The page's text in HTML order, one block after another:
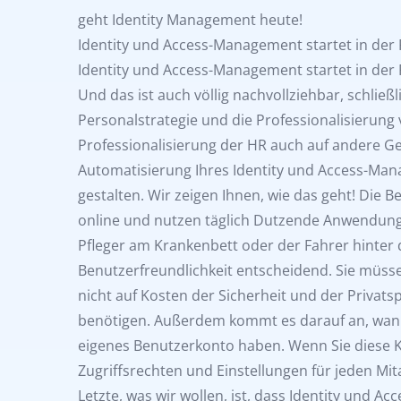
geht Identity Management heute!
Identity und Access-Management startet in
Identity und Access-Management startet in
Und das ist auch völlig nachvollziehbar,
Personalstrategie und die
Professionalisierung der HR auch auf andere
Automatisierung Ihres Identity und Access-
gestalten. Wir zeigen Ihnen, wie das geht! Die
online und nutzen täglich Dutzende
Pfleger am Krankenbett oder der Fahrer
Benutzerfreundlichkeit entscheidend. Sie
nicht auf Kosten der Sicherheit und der
benötigen. Außerdem kommt es darauf an,
eigenes Benutzerkonto haben. Wenn Sie
Zugriffsrechten und Einstellungen für jeden
Letzte, was wir wollen, ist, dass Identity und